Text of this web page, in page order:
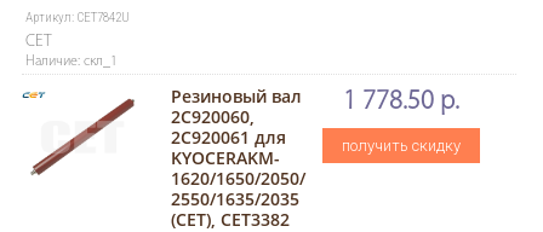
Артикул: CET7842U
CET
Наличие: скл_1
Резиновый вал
2C920060,
2C920061 для
KYOCERAKM-
1620/1650/2050/
2550/1635/2035
(CET), CET3382
1 778.50 р.
получить скидку